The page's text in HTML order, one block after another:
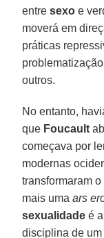
entresexo e
moverá em
práticas
outros.
No entanto,
que Foucault
começava por
modernas
transformaram o
mais umaars
sexualidade é
disciplina de